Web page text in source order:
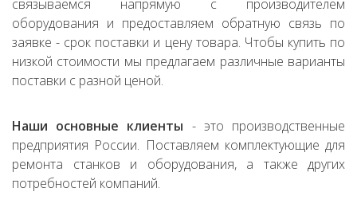
связываемся напрямую с производителем
оборудования и предоставляем обратную связь по
заявке - срок поставки и цену товара. Чтобы купить по
низкой стоимости мы предлагаем различные варианты
поставки с разной ценой.
Наши основные клиенты - это производственные
предприятия России. Поставляем комплектующие для
ремонта станков и оборудования, а также других
потребностей компаний.